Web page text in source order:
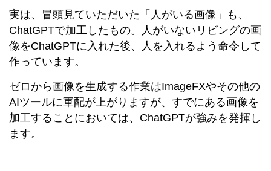
実は、冒頭見ていただいた「人がいる画像」も、
ChatGPTで加工したもの。人がいないリビングの画
像をChatGPTに入れた後、人を入れるよう命令して
作っています。
ゼロから画像を生成する作業はImageFXやその他の
AIツールに軍配が上がりますが、すでにある画像を
加工することにおいては、ChatGPTが強みを発揮し
ます。